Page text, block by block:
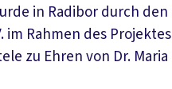
in Radibor durch den
im Rahmen des Projektes
zu Ehren von Dr. Maria